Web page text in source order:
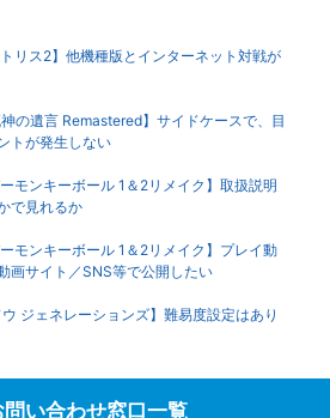
リス2】他機種版とインターネット対戦が
神の遺言 Remastered】サイドケースで、目
トが発生しない
モンキーボール 1＆2リメイク】取扱説明
で見れるか
モンキーボール 1＆2リメイク】プレイ動
画サイト／SNS等で公開したい
ジェネレーションズ】難易度設定はあり
問い合わせ窓口一覧